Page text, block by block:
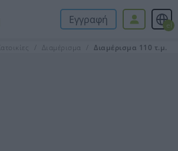
Εγγραφή el
Διαμέρισμα Διαμέρισμα 110 τ.μ.